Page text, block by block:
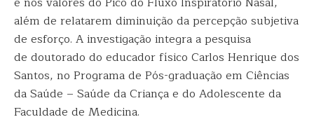
além de relatarem diminuição da percepção subjetiva
de esforço. A investigação integra a pesquisa
de doutorado do educador físico Carlos Henrique dos
Santos, no Programa de Pós-graduação em Ciências
da Saúde – Saúde da Criança e do Adolescente da
Faculdade de Medicina.